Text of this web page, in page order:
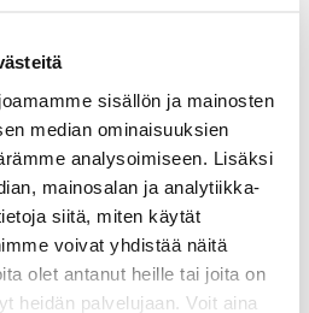
sisällön ja mainosten
median ominaisuuksien
analysoimiseen. Lisäksi
mainosalan ja analytiikka-
siitä, miten käytät
voivat yhdistää näitä
olet antanut heille tai joita on
heidän palvelujaan. Voit aina
kokeilujakso.
Studiota on kritisoitu sen
Mutta ainakin toistaiseksi
saatavilla kertaostona ja